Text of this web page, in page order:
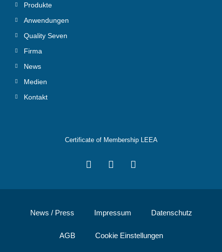
Produkte
Anwendungen
Quality Seven
Firma
News
Medien
Kontakt
Certificate of Membership LEEA
News / Press Impressum Datenschutz
AGB Cookie Einstellungen